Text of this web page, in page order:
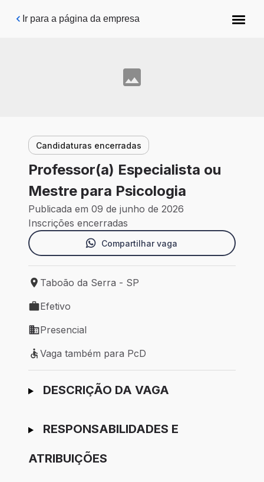
Pular para o conteúdo principal
Ir para a página da empresa
Candidaturas encerradas
Professor(a) Especialista ou
Mestre para Psicologia
Publicada em 09 de junho de 2026
Inscrições encerradas
Compartilhar vaga
Local de trabalho: Taboão da Serra - SP
Taboão da Serra - SP
Tipo de vaga: Efetivo
Efetivo
Modelo de trabalho: Presencial
Presencial
Vaga também para PcD
Vaga também para PcD
Ir para candidatura
DESCRIÇÃO DA VAGA
RESPONSABILIDADES E
ATRIBUIÇÕES